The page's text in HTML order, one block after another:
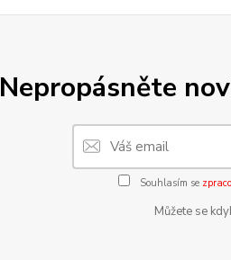
Nepropásněte
Souhlasím se
Můžete se